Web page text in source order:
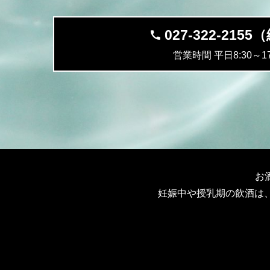
027-322-2155（
営業時間 平日8:30～
お
妊娠中や授乳期の飲酒は